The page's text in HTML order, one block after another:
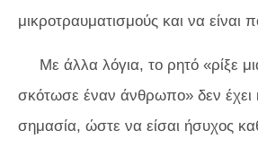
μικροτραυματισμούς και να είναι
Με άλλα λόγια, το ρητό «ρίξε
σκότωσε έναν άνθρωπο» δεν έχει
σημασία, ώστε να είσαι ήσυχος